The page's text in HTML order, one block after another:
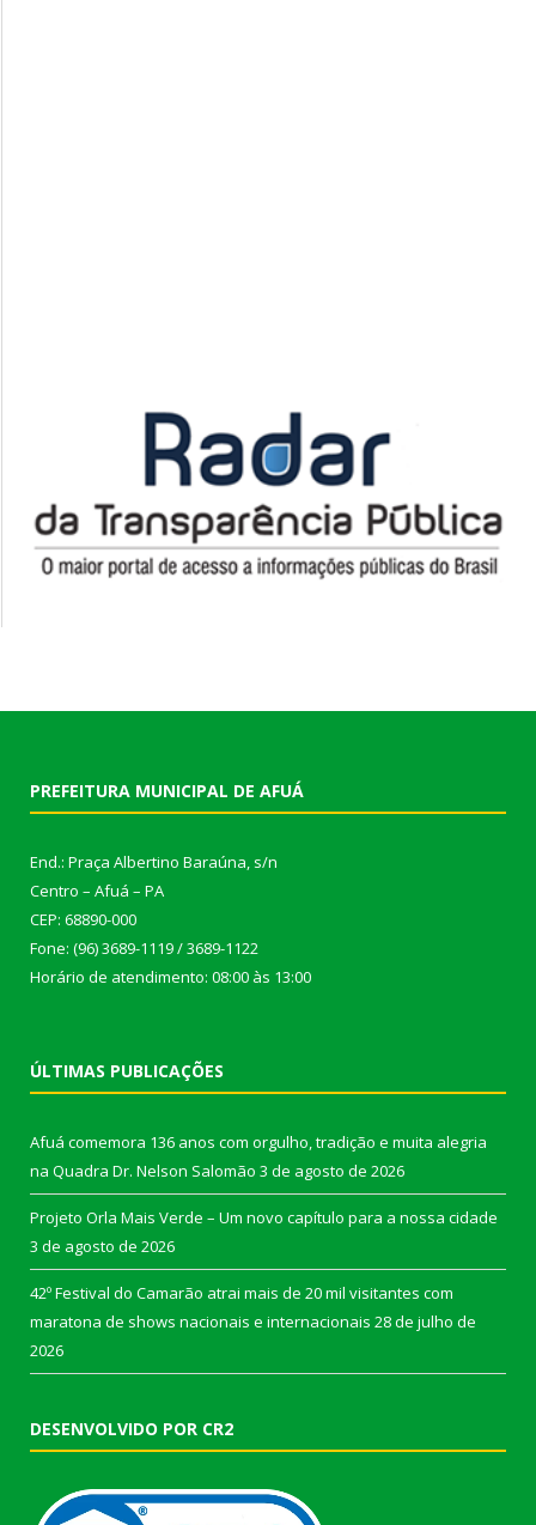
PREFEITURA MUNICIPAL DE AFUÁ
End.: Praça Albertino Baraúna, s/n
Centro – Afuá – PA
CEP: 68890-000
Fone: (96) 3689-1119 / 3689-1122
Horário de atendimento: 08:00 às 13:00
ÚLTIMAS PUBLICAÇÕES
Afuá comemora 136 anos com orgulho, tradição e muita alegria
na Quadra Dr. Nelson Salomão 3 de agosto de 2026
Projeto Orla Mais Verde – Um novo capítulo para a nossa cidade
3 de agosto de 2026
42º Festival do Camarão atrai mais de 20 mil visitantes com
maratona de shows nacionais e internacionais 28 de julho de
2026
DESENVOLVIDO POR CR2